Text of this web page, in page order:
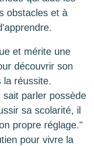
obstacles et à
et mérite une
découvrir son
la réussite.
sait parler possède
sa scolarité, il
propre réglage."
pour vivre la